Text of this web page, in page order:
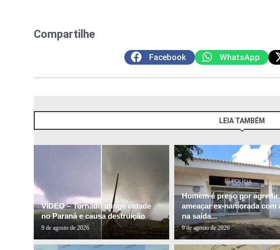
Compartilhe
Facebook WhatsApp
LEIA TAMBÉM
VÍDEO – Tornado atinge cidade
no Paraná e causa destruição
9 de agosto de 2026
Homem é preso por agredir
ameaçar ex-namorada com
na saída...
9 de agosto de 2026